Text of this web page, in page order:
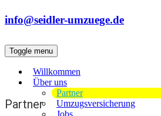
info@seidler-umzuege.de
Toggle menu
Willkommen
Über uns
Partner
Umzugsversicherung
Jobs
Partner